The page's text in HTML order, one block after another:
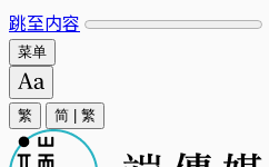
跳至内容
菜单
繁 简 繁